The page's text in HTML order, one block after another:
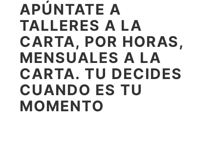
APÚNTATE A
TALLERES A LA
CARTA, POR HORAS,
MENSUALES A LA
CARTA. TU DECIDES
CUANDO ES TU
MOMENTO